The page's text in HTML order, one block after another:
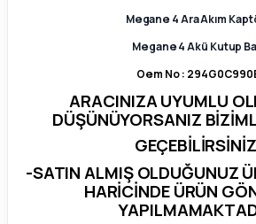
Megane 4 Ara Akım
Megane 4 Akü Kutup
Oem No :
ARACINIZA UYUMLU
DÜŞÜNÜYORSANIZ
-SATIN ALMIŞ OLDUĞUNUZ
HARİCİNDE ÜRÜN